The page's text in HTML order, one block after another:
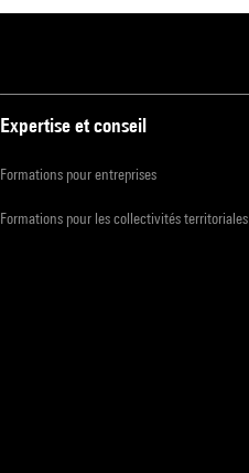
Expertise et conseil
Formations pour entreprises
Formations pour les collectivités territoriales